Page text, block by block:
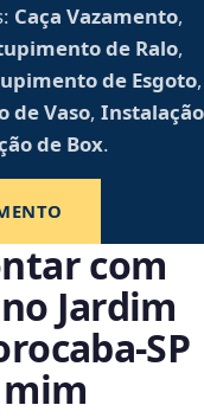
Caça Vazamento,
de Ralo,
de Esgoto,
de Vaso, Instalação
de Box.
com
Jardim